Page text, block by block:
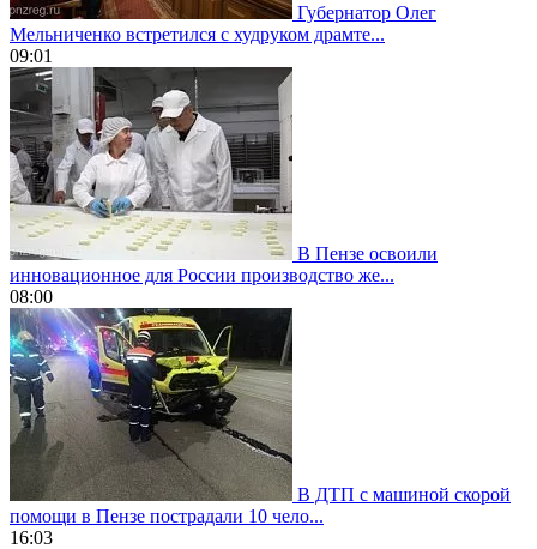
Губернатор Олег
Мельниченко встретился с худруком драмте...
09:01
В Пензе освоили
инновационное для России производство же...
08:00
В ДТП с машиной скорой
помощи в Пензе пострадали 10 чело...
16:03